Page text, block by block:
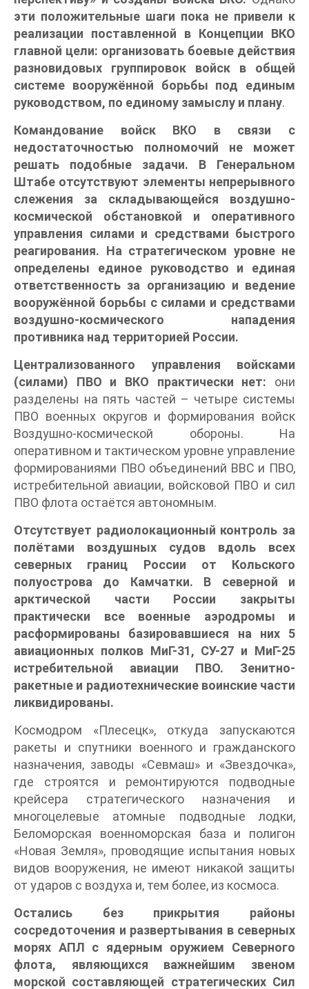
эти положительные шаги пока не привели к
реализации поставленной в Концепции ВКО
главной цели: организовать боевые действия
разновидовых группировок войск в общей
системе вооружённой борьбы под единым
руководством, по единому замыслу и плану.
Командование войск ВКО в связи с
недостаточностью полномочий не может
решать подобные задачи. В Генеральном
Штабе отсутствуют элементы непрерывного
слежения за складывающейся воздушно-
космической обстановкой и оперативного
управления силами и средствами быстрого
реагирования. На стратегическом уровне не
определены единое руководство и единая
ответственность за организацию и ведение
вооружённой борьбы с силами и средствами
воздушно-космического нападения
противника над территорией России.
Централизованного управления войсками
(силами) ПВО и ВКО практически нет: они
разделены на пять частей – четыре системы
ПВО военных округов и формирования войск
Воздушно-космической обороны. На
оперативном и тактическом уровне управление
формированиями ПВО объединений ВВС и ПВО,
истребительной авиации, войсковой ПВО и сил
ПВО флота остаётся автономным.
Отсутствует радиолокационный контроль за
полётами воздушных судов вдоль всех
северных границ России от Кольского
полуострова до Камчатки. В северной и
арктической части России закрыты
практически все военные аэродромы и
расформированы базировавшиеся на них 5
авиационных полков МиГ-31, СУ-27 и МиГ-25
истребительной авиации ПВО. Зенитно-
ракетные и радиотехнические воинские части
ликвидированы.
Космодром «Плесецк», откуда запускаются
ракеты и спутники военного и гражданского
назначения, заводы «Севмаш» и «Звездочка»,
где строятся и ремонтируются подводные
крейсера стратегического назначения и
многоцелевые атомные подводные лодки,
Беломорская военноморская база и полигон
«Новая Земля», проводящие испытания новых
видов вооружения, не имеют никакой защиты
от ударов с воздуха и, тем более, из космоса.
Остались без прикрытия районы
сосредоточения и развертывания в северных
морях АПЛ с ядерным оружием Северного
флота, являющихся важнейшим звеном
морской составляющей стратегических Сил